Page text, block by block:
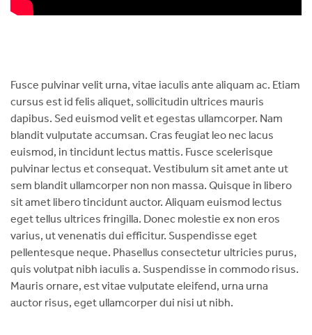
Fusce pulvinar velit urna, vitae iaculis ante aliquam ac. Etiam
cursus est id felis aliquet, sollicitudin ultrices mauris
dapibus. Sed euismod velit et egestas ullamcorper. Nam
blandit vulputate accumsan. Cras feugiat leo nec lacus
euismod, in tincidunt lectus mattis. Fusce scelerisque
pulvinar lectus et consequat. Vestibulum sit amet ante ut
sem blandit ullamcorper non non massa. Quisque in libero
sit amet libero tincidunt auctor. Aliquam euismod lectus
eget tellus ultrices fringilla. Donec molestie ex non eros
varius, ut venenatis dui efficitur. Suspendisse eget
pellentesque neque. Phasellus consectetur ultricies purus,
quis volutpat nibh iaculis a. Suspendisse in commodo risus.
Mauris ornare, est vitae vulputate eleifend, urna urna
auctor risus, eget ullamcorper dui nisi ut nibh.